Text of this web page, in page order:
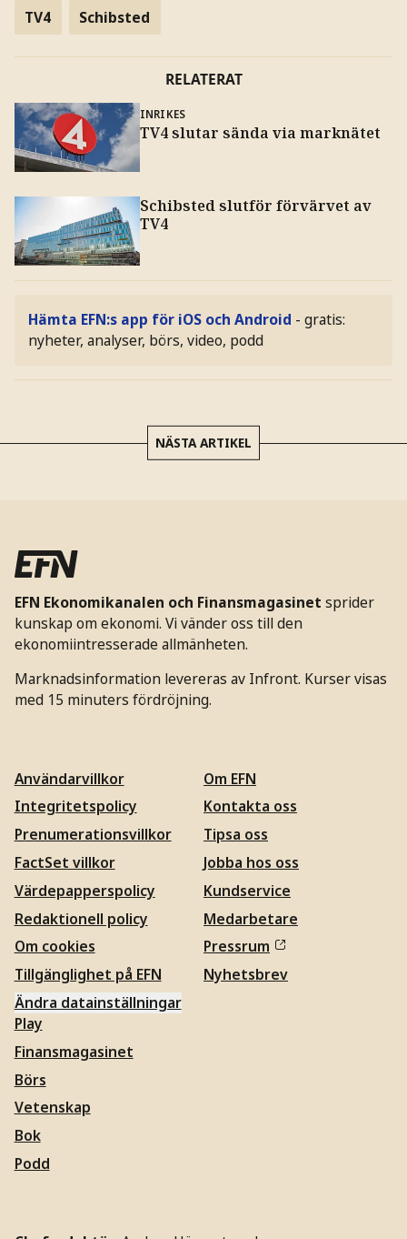
TV4 Schibsted
RELATERAT
INRIKES
TV4 slutar sända via marknätet
Schibsted slutför förvärvet av
TV4
Hämta EFN:s app för iOS och Android - gratis:
nyheter, analyser, börs, video, podd
NÄSTA ARTIKEL
EFN Ekonomikanalen och Finansmagasinet sprider
kunskap om ekonomi. Vi vänder oss till den
ekonomiintresserade allmänheten.
Marknadsinformation levereras av Infront. Kurser visas
med 15 minuters fördröjning.
Användarvillkor
Integritetspolicy
Prenumerationsvillkor
FactSet villkor
Värdepapperspolicy
Redaktionell policy
Om cookies
Tillgänglighet på EFN
Ändra datainställningar
Om EFN
Kontakta oss
Tipsa oss
Jobba hos oss
Kundservice
Medarbetare
Pressrum
Nyhetsbrev
Play
Finansmagasinet
Börs
Vetenskap
Bok
Podd